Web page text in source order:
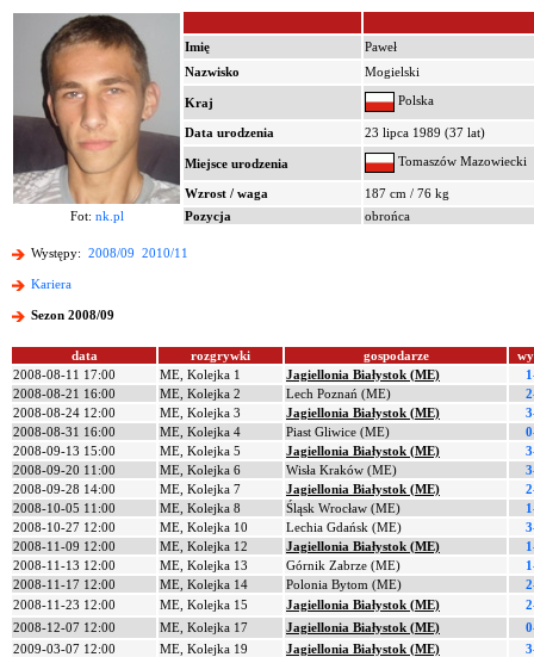
Imię
Paweł
Nazwisko
Mogielski
Kraj Polska
Data urodzenia 23 lipca 1989 (37 lat)
Miejsce urodzenia Tomaszów Mazowiecki
Wzrost / waga
187 cm / 76 kg
Fot: nk.pl Pozycja obrońca
Występy: 2008/09 2010/11
Kariera
Sezon 2008/09
data rozgrywki gospodarze
2008-08-11 17:00
ME, Kolejka 1 Jagiellonia Białystok (ME)
2008-08-21 16:00
ME, Kolejka 2 Lech Poznań (ME)
2008-08-24 12:00
ME, Kolejka 3 Jagiellonia Białystok (ME)
2008-08-31 16:00
ME, Kolejka 4 Piast Gliwice (ME)
2008-09-13 15:00
ME, Kolejka 5 Jagiellonia Białystok (ME)
2008-09-20 11:00
ME, Kolejka 6 Wisła Kraków (ME)
2008-09-28 14:00
ME, Kolejka 7 Jagiellonia Białystok (ME)
2008-10-05 11:00
ME, Kolejka 8 Śląsk Wrocław (ME)
2008-10-27 12:00
ME, Kolejka 10 Lechia Gdańsk (ME)
2008-11-09 12:00
ME, Kolejka 12 Jagiellonia Białystok (ME)
2008-11-13 12:00
ME, Kolejka 13 Górnik Zabrze (ME)
2008-11-17 12:00
ME, Kolejka 14 Polonia Bytom (ME)
2008-11-23 12:00
ME, Kolejka 15 Jagiellonia Białystok (ME)
2008-12-07 12:00
ME, Kolejka 17 Jagiellonia Białystok (ME)
2009-03-07 12:00
ME, Kolejka 19 Jagiellonia Białystok (ME)